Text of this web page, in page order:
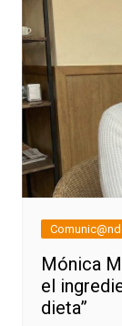
Mónica
el
dieta”